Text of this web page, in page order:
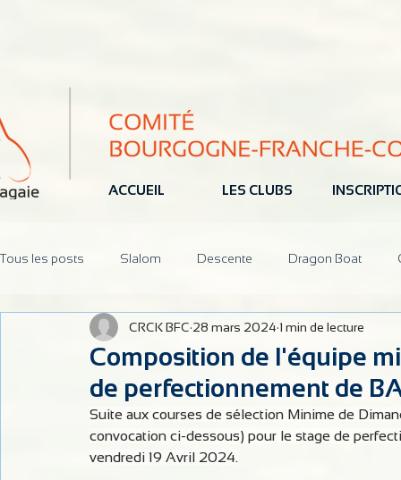
ACCUEIL LES CLUBS
Tous les posts Slalom Descente Dragon Boat
Pôle Espoir Réunions CoDir
Composition de l'équipe
de perfectionnement de
CRCK BFC 28 mars 2024 1 min de lecture
Suite aux courses de sélection Minime de
convocation ci-dessous) pour le stage de
vendredi 19 Avril 2024.